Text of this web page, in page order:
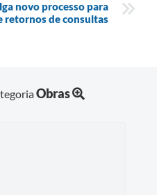
novo processo para
retornos de consultas
Obras